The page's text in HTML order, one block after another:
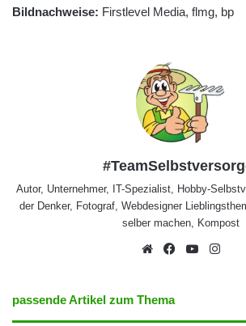
Bildnachweise: Firstlevel Media, flmg, bp
Autor, Unternehmer, IT-Spezialist, Hobby-
der Denker, Fotograf, Webdesigner
selber machen, Kompost
WebseiteFacebookYouTube
passende Artikel zum Thema